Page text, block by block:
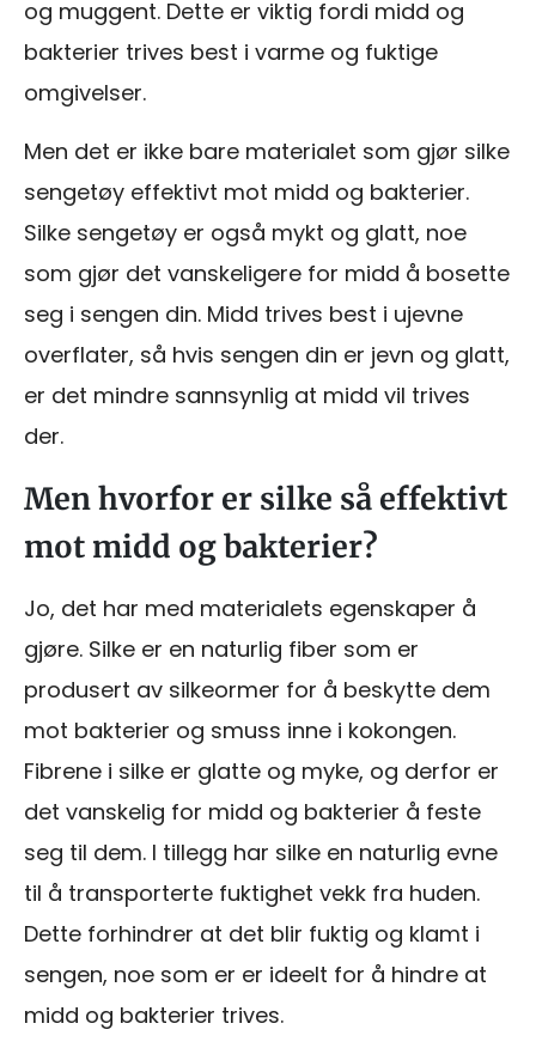
og muggent. Dette er viktig fordi midd og
bakterier trives best i varme og fuktige
omgivelser.
Men det er ikke bare materialet som gjør silke
sengetøy effektivt mot midd og bakterier.
Silke sengetøy er også mykt og glatt, noe
som gjør det vanskeligere for midd å bosette
seg i sengen din. Midd trives best i ujevne
overflater, så hvis sengen din er jevn og glatt,
er det mindre sannsynlig at midd vil trives
der.
Men hvorfor er silke så effektivt
mot midd og bakterier?
Jo, det har med materialets egenskaper å
gjøre. Silke er en naturlig fiber som er
produsert av silkeormer for å beskytte dem
mot bakterier og smuss inne i kokongen.
Fibrene i silke er glatte og myke, og derfor er
det vanskelig for midd og bakterier å feste
seg til dem. I tillegg har silke en naturlig evne
til å transporterte fuktighet vekk fra huden.
Dette forhindrer at det blir fuktig og klamt i
sengen, noe som er er ideelt for å hindre at
midd og bakterier trives.